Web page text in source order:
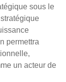
sous le
permettra
un acteur de